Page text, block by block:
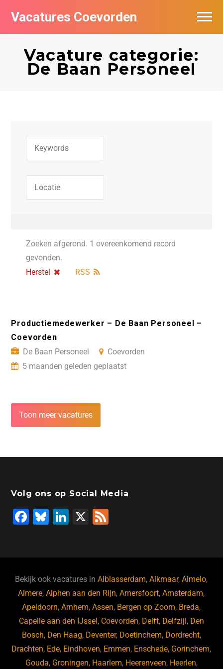
Vacatures Coevorden
Vacature categorie:
De Baan Personeel
Zoeken afgerond. 1 overeenkomend record
gevonden.
Herstel
RSS
Productiemedewerker – De Baan Personeel –
Coevorden
De Baan Personeel
Coevorden
5 maanden geleden geplaatst
Toon meer vacatures
Volg ons op Social Media
F
b
o
o
k
Bl
ky
Li
dI
n
X
Bekijk ook vacatures inAlblasserdam,Alkmaar,Almelo,
Almere,Alphen aan den Rijn,Amersfoort,Amsterdam,
Apeldoorn,Arnhem,Assen, Bergen op Zoom, Breda,
Capelle aan den IJssel , Coevorden, Delft, Delfzijl , Den
Bosch, Den Haag, Deventer, Doetinchem, Dordrecht,
Drachten, Ede, Eindhoven, Emmen, Enschede, Gorinchem,
Gouda, Groningen, Haarlem, Heerenveen, Heerlen,
Vacatures per bedrijf
Populair